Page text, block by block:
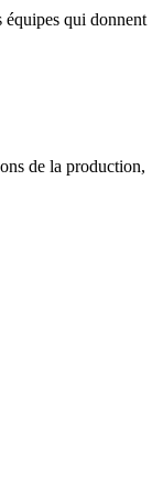
qui donnent
de la production,